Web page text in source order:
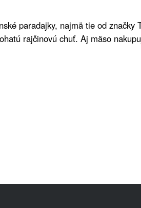
paradajky, najmä tie od značky
rajčinovú chuť. Aj mäso